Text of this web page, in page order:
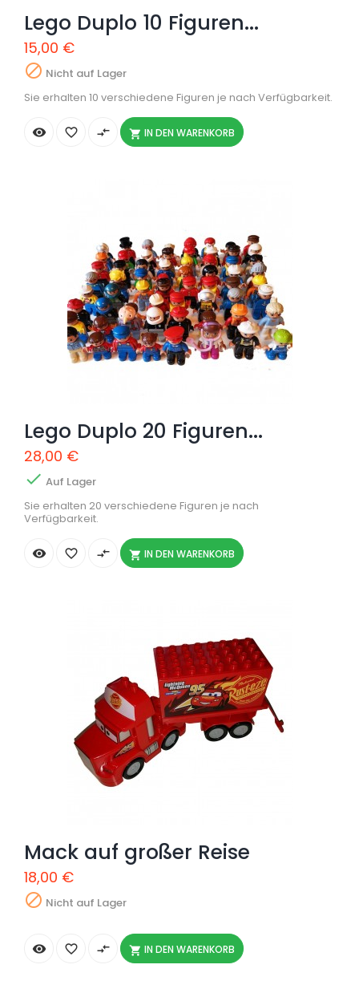
Lego Duplo 10 Figuren...
15,00 €
 Nicht auf Lager
Sie erhalten 10 verschiedene Figuren je nach Verfügbarkeit.
  compare_arrows  IN DEN WARENKORB
Lego Duplo 20 Figuren...
28,00 €
 Auf Lager
Sie erhalten 20 verschiedene Figuren je nach
Verfügbarkeit.
  compare_arrows  IN DEN WARENKORB
Mack auf großer Reise
18,00 €
 Nicht auf Lager
  compare_arrows  IN DEN WARENKORB